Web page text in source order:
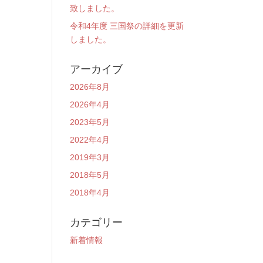
致しました。
令和4年度 三国祭の詳細を更新
しました。
アーカイブ
2026年8月
2026年4月
2023年5月
2022年4月
2019年3月
2018年5月
2018年4月
カテゴリー
新着情報